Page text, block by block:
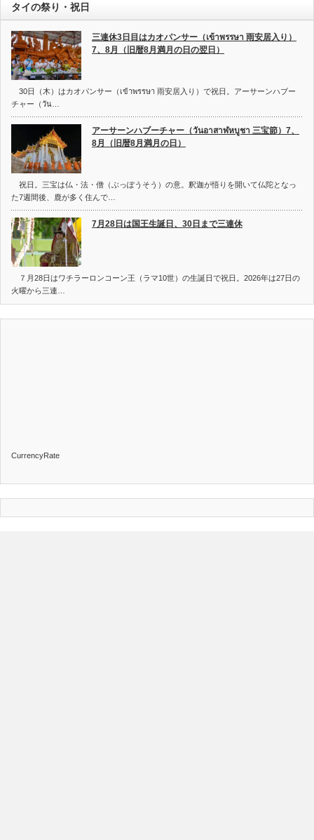
タイの祭り・祝日
三連休3日目はカオパンサー（เข้าพรรษา 雨安居入り）
7、8月（旧暦8月満月の日の翌日）
30日（木）はカオパンサー（เข้าพรรษา 雨安居入り）で祝日。アーサーンハブー
チャー（วัน…
アーサーンハブーチャー（วันอาสาฬหบูชา 三宝節）7、
8月（旧暦8月満月の日）
祝日。三宝は仏・法・僧（ぶっぽうそう）の意。釈迦が悟りを開いて仏陀となっ
た7週間後、鹿が多く住んで…
7月28日は国王生誕日、30日まで三連休
７月28日はワチラーロンコーン王（ラマ10世）の生誕日で祝日。2026年は27日の
火曜から三連…
CurrencyRate